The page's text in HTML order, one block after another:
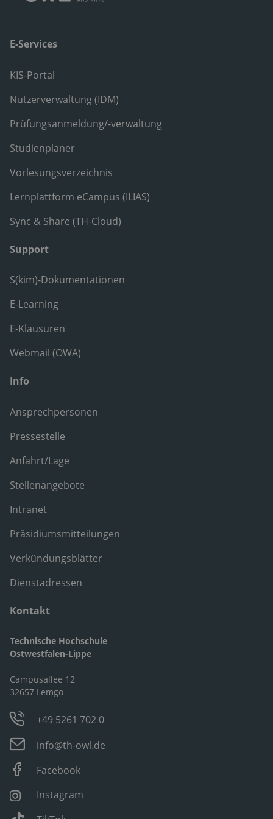
E-Services
KIS-Portal
Nutzerverwaltung (IDM)
Prüfungsanmeldung/-verwaltung
Studienplaner
Vorlesungsverzeichnis
Lernplattform eCampus (ILIAS)
Sync & Share (TH-Cloud)
Support
S(kim)-Dokumentationen
E-Learning
E-Klausuren
Webmail (OWA)
Info
Ansprechpersonen
Pressestelle
Anfahrt/Lage
Stellenangebote
Intranet
Präsidiumsmitteilungen
Verkündungsblätter
Dienstadressen
Kontakt
Technische Hochschule
Ostwestfalen-Lippe
Campusallee 12
32657 Lemgo
+49 5261 702 0
info@th-owl.de
Facebook
Instagram